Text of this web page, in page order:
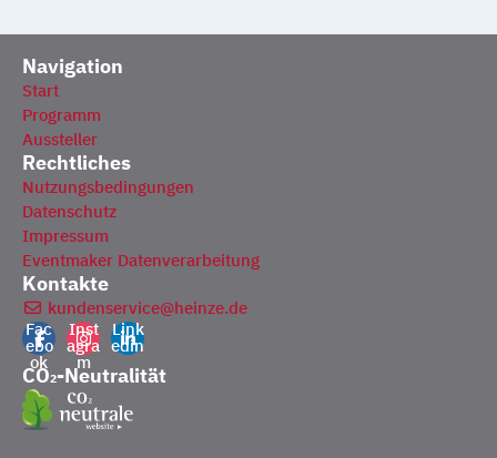
Navigation
Start
Programm
Aussteller
Rechtliches
Nutzungsbedingungen
Datenschutz
Impressum
Eventmaker Datenverarbeitung
Kontakte
kundenservice@heinze.de
Fac
ebo
ok
Inst
agra
m
Link
edin
CO₂-Neutralität